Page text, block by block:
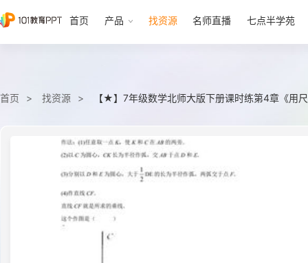
首页 产品 找资源 名师直播 七点半学苑
首页 找资源 【★】7年级数学北师大版下册课时练第4章《用